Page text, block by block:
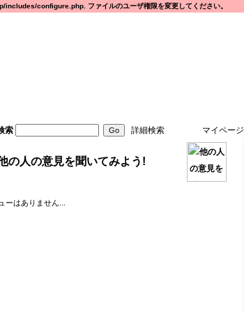
configure.php. ファイルのユーザ権限を変更してください。
索 詳細検索 マイページ
の人の意見を聞いてみよう!
ーはありません...